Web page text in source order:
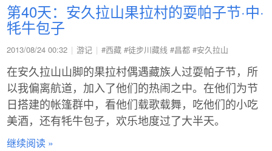
第40天：安久拉山果拉村的耍帕子节·中·
牦牛包子
2013/08/24 00:32 游记 #西藏 #徒步川藏线 #昌都 #安久拉山
在安久拉山山脚的果拉村偶遇藏族人过耍帕子节，所
以我偏离航道，加入了他们的热闹之中。在他们为节
日搭建的帐篷群中，看他们载歌载舞，吃他们的小吃
美酒，还有牦牛包子，欢乐地度过了大半天。
继续阅读 »